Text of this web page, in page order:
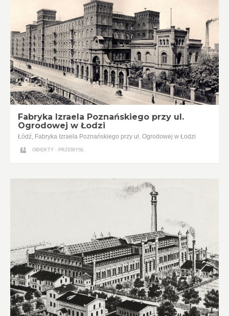
Fabryka Izraela Poznańskiego przy ul.
Ogrodowej w Łodzi
Łódź, Fabryka Izraela Poznańskiego przy ul. Ogrodowej w Łodzi
OBIEKTY - PRZEMYSŁ